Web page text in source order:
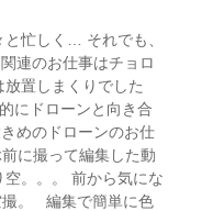
忙しく… それでも、
連のお仕事はチョロ
置しまくりでした
にドローンと向き合
めのドローンのお仕
に撮って編集した動
。。。 前から気にな
。 編集で簡単に色